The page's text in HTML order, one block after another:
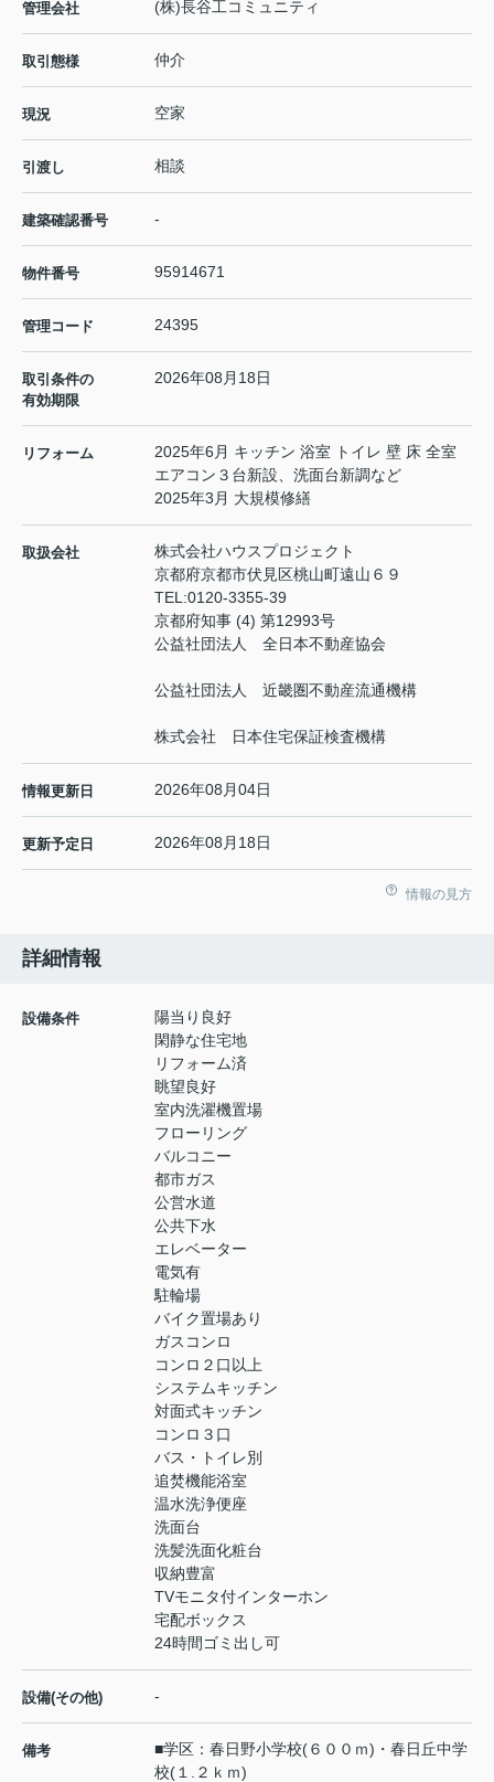
管理会社 (株)長谷工コミュニティ
取引態様 仲介
現況 空家
引渡し 相談
建築確認番号 -
物件番号 95914671
管理コード 24395
取引条件の
有効期限
2026年08月18日
リフォーム
2025年6月 キッチン 浴室 トイレ 壁 床 全室
エアコン３台新設、洗面台新調など
2025年3月 大規模修繕
取扱会社
株式会社ハウスプロジェクト
京都府京都市伏見区桃山町遠山６９
TEL:0120-3355-39
京都府知事 (4) 第12993号
公益社団法人 全日本不動産協会
公益社団法人 近畿圏不動産流通機構
株式会社 日本住宅保証検査機構
情報更新日 2026年08月04日
更新予定日 2026年08月18日
情報の見方
詳細情報
設備条件
陽当り良好
閑静な住宅地
リフォーム済
眺望良好
室内洗濯機置場
フローリング
バルコニー
都市ガス
公営水道
公共下水
エレベーター
電気有
駐輪場
バイク置場あり
ガスコンロ
コンロ２口以上
システムキッチン
対面式キッチン
コンロ３口
バス・トイレ別
追焚機能浴室
温水洗浄便座
洗面台
洗髪洗面化粧台
収納豊富
TVモニタ付インターホン
宅配ボックス
24時間ゴミ出し可
設備(その他) -
備考
■学区：春日野小学校(６００ｍ)・春日丘中学
校(１.２ｋｍ)